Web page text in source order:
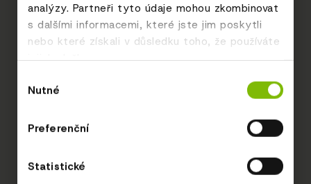
analýzy. Partneři tyto údaje mohou zkombinovat
s dalšími informacemi, které jste jim poskytli
nebo které získali v důsledku toho, že používáte
jejich služby.
souhlasu
Nutné
Preferenční
Statistické